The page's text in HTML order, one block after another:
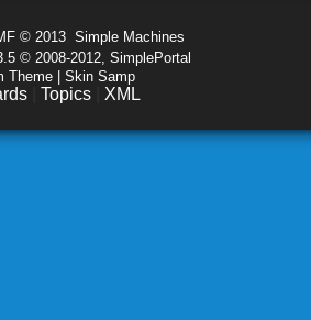
© 2013 Simple Machines
© 2008-2012, SimplePortal
Theme | Skin Samp
Topics XML